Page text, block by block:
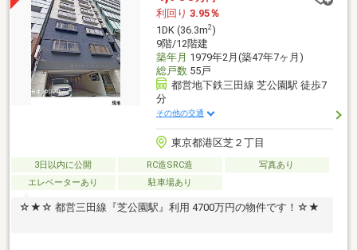
利回り 3.95％
1DK (36.3m2)
9階/12階建
築年月 1979年2月(築47年7ヶ月)
総戸数55戸
都営地下鉄三田線 芝公園駅 徒歩7
分
その他の交通
東京都港区芝２丁目
3日以内に公開 RC造SRC造
写真あり
エレベーターあり
駐車場あり
☆★☆ 都営三田線『芝公園駅』利用 4700万円の物件です！☆★